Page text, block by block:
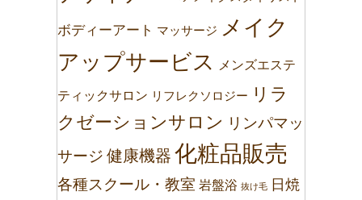
ボディーアート マッサージ メイク
アップサービス
メンズエステ
ティックサロン リフレクソロジー リラ
クゼーションサロン リンパマッ
サージ 健康機器 化粧品販売
各種スクール・教室 岩盤浴 抜け毛 日焼